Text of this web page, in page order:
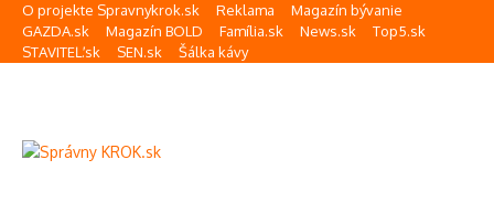
Preskočiť na obsah
O projekte Spravnykrok.sk Reklama
Magazín bývanie
GAZDA.sk
Magazín BOLD Família.sk News.sk
Top5.sk
STAVITEĽ.sk
SEN.sk Šálka kávy